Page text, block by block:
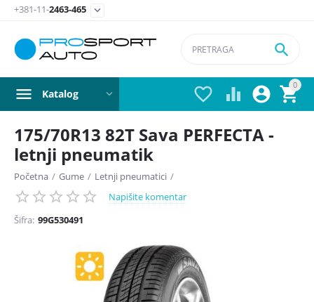
+381-11-2463-465 
0


 

Katalog
175/70R13 82T Sava PERFECTA -
letnji pneumatik
Početna / Gume / Letnji pneumatici /
Napišite komentar
Šifra: 99G530491